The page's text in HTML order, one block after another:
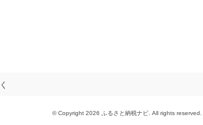
© Copyright 2026 ふるさと納税ナビ. All rights reserved.